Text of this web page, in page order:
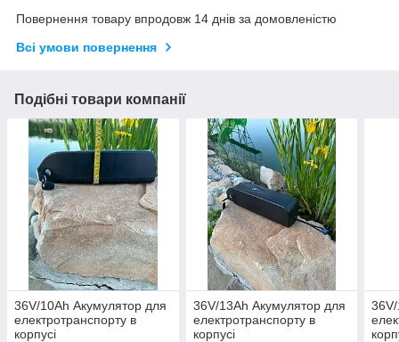
Повернення товару впродовж 14 днів за домовленістю
Всі умови повернення
Подібні товари компанії
36V/10Ah Акумулятор для
електротранспорту в
корпусі
36V/13Ah Акумулятор для
електротранспорту в
корпусі